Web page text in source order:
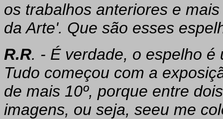
os trabalhos anteriores e
da Arte'. Que são esses
R.R. - É verdade, o espelho
Tudo começou com a
de mais 10º, porque entre
imagens, ou seja, seeu me